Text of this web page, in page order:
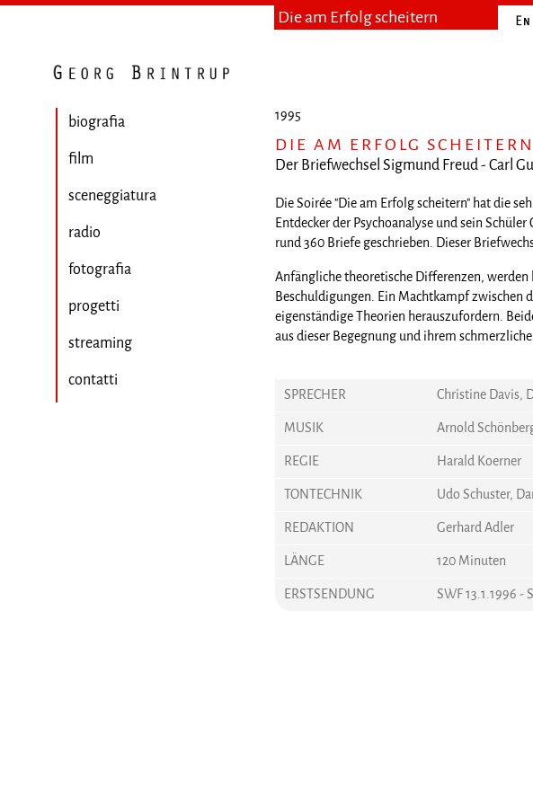
Die am Erfolg scheitern
biografia
film
sceneggiatura
radio
fotografia
progetti
streaming
contatti
1995
DIE AM ERFOLG SCHEITERN
Der Briefwechsel Sigmund Freud - Carl
Die Soirée "Die am Erfolg scheitern" hat die
Entdecker der Psychoanalyse und sein
rund 360 Briefe geschrieben. Dieser
Anfängliche theoretische Differenzen,
Beschuldigungen. Ein Machtkampf zwischen
eigenständige Theorien herauszufordern.
aus dieser Begegnung und ihrem
SPRECHER
Christine Davis,
MUSIK
Arnold
REGIE
Harald Koerner
TONTECHNIK
Udo Schuster,
REDAKTION
Gerhard Adler
LÄNGE
120 Minuten
ERSTSENDUNG
SWF 13.1.1996 -